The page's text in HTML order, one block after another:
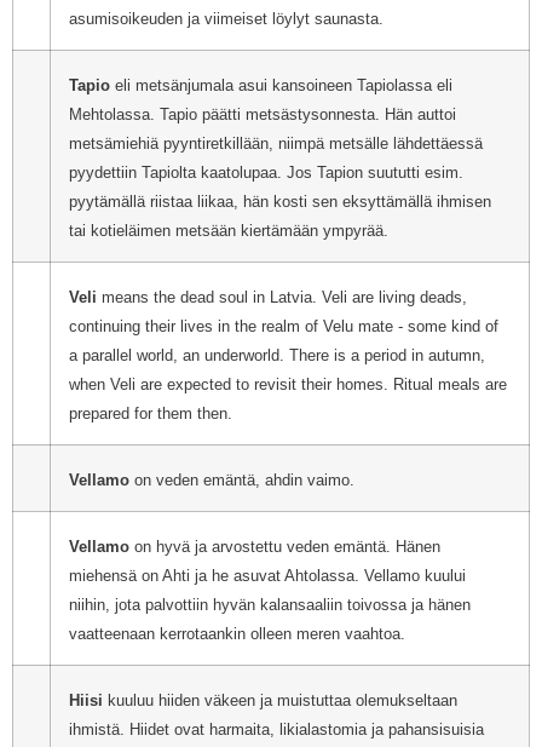
asumisoikeuden ja viimeiset löylyt saunasta.
Tapio eli metsänjumala asui kansoineen Tapiolassa eli
Mehtolassa. Tapio päätti metsästysonnesta. Hän auttoi
metsämiehiä pyyntiretkillään, niimpä metsälle lähdettäessä
pyydettiin Tapiolta kaatolupaa. Jos Tapion suututti esim.
pyytämällä riistaa liikaa, hän kosti sen eksyttämällä ihmisen
tai kotieläimen metsään kiertämään ympyrää.
Veli means the dead soul in Latvia. Veli are living deads,
continuing their lives in the realm of Velu mate - some kind of
a parallel world, an underworld. There is a period in autumn,
when Veli are expected to revisit their homes. Ritual meals are
prepared for them then.
Vellamo on veden emäntä, ahdin vaimo.
Vellamo on hyvä ja arvostettu veden emäntä. Hänen
miehensä on Ahti ja he asuvat Ahtolassa. Vellamo kuului
niihin, jota palvottiin hyvän kalansaaliin toivossa ja hänen
vaatteenaan kerrotaankin olleen meren vaahtoa.
Hiisi kuuluu hiiden väkeen ja muistuttaa olemukseltaan
ihmistä. Hiidet ovat harmaita, likialastomia ja pahansisuisia